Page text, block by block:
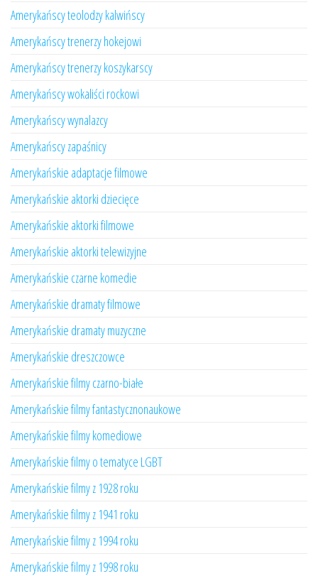
Amerykańscy teolodzy kalwińscy
Amerykańscy trenerzy hokejowi
Amerykańscy trenerzy koszykarscy
Amerykańscy wokaliści rockowi
Amerykańscy wynalazcy
Amerykańscy zapaśnicy
Amerykańskie adaptacje filmowe
Amerykańskie aktorki dziecięce
Amerykańskie aktorki filmowe
Amerykańskie aktorki telewizyjne
Amerykańskie czarne komedie
Amerykańskie dramaty filmowe
Amerykańskie dramaty muzyczne
Amerykańskie dreszczowce
Amerykańskie filmy czarno-białe
Amerykańskie filmy fantastycznonaukowe
Amerykańskie filmy komediowe
Amerykańskie filmy o tematyce LGBT
Amerykańskie filmy z 1928 roku
Amerykańskie filmy z 1941 roku
Amerykańskie filmy z 1994 roku
Amerykańskie filmy z 1998 roku